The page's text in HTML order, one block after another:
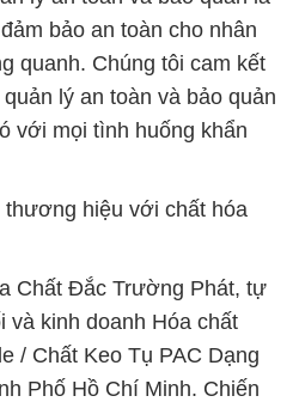
bảo an toàn cho nhân
quanh. Chúng tôi cam kết
lý an toàn và bảo quản
với mọi tình huống khẩn
hiệu với chất hóa
Chất Đắc Trường Phát, tự
và kinh doanh Hóa chất
/ Chất Keo Tụ PAC Dạng
Phố Hồ Chí Minh. Chiến